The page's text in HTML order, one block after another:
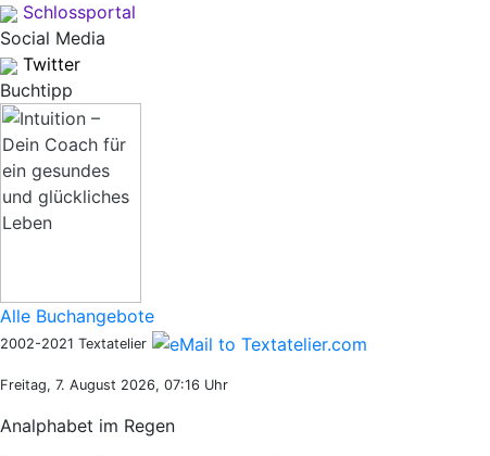
Schlossportal
Social Media
Twitter
Buchtipp
Alle Buchangebote
2002-2021 Textatelier
Freitag, 7. August 2026, 07:16 Uhr
Analphabet im Regen